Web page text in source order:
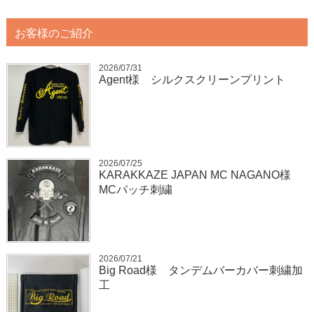
お客様のご紹介
2026/07/31
Agent様 シルクスクリーンプリント
2026/07/25
KARAKKAZE JAPAN MC NAGANO様
MCパッチ刺繍
2026/07/21
Big Road様 タンデムバーカバー刺繍加
工